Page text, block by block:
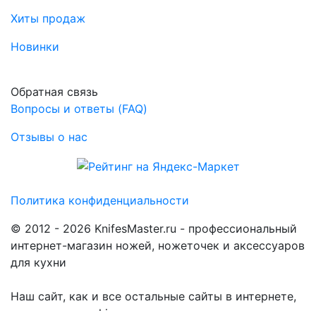
Хиты продаж
Новинки
Обратная связь
Вопросы и ответы (FAQ)
Отзывы о нас
Политика конфиденциальности
© 2012 - 2026 KnifesMaster.ru - профессиональный
интернет-магазин ножей, ножеточек и аксессуаров
для кухни
Наш сайт, как и все остальные сайты в интернете,